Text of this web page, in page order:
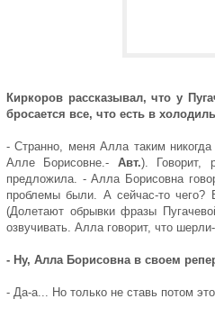
Киркоров рассказывал, что у
бросается все, что есть в
- Странно, меня Алла таким
Алле Борисовне.- Авт.). Говорит,
предложила. - Алла Борисовна
проблемы были. А сейчас-то чего?
(Долетают обрывки фразы
озвучивать. Алла говорит, что
- Ну, Алла Борисовна в своем
- Да-а... Но только не ставь потом